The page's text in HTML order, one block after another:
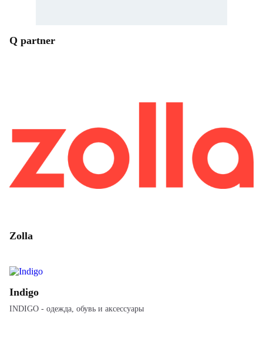
Q partner
Zolla
Indigo
INDIGO - одежда, обувь и аксессуары